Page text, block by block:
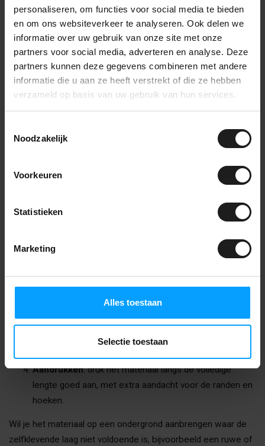
personaliseren, om functies voor social media te bieden
en om ons websiteverkeer te analyseren. Ook delen we
informatie over uw gebruik van onze site met onze
partners voor social media, adverteren en analyse. Deze
partners kunnen deze gegevens combineren met andere
informatie die u aan ze heeft verstrekt of die ze hebben
verzameld op basis van uw gebruik van hun services.
Noodzakelijk
Voorkeuren
Statistieken
Marketing
Alles toestaan
Selectie toestaan
platform of machine-opstelling):bonded foam heeft
een hogere dichtheid en is beter geschikt voor het
opvangen van grotere trillingskrachten.
EPDM celrubber is het sterkst als aanvulling: het sluit de
kieren die andere materialen laten, het dempt de kleine
trillingen die anders door bevestigingspunten lekken, en het
houdt het buiten.
Hoe monteer je EPDM celrubber?
: zorg dat het oppervlak
droog, schoon en vetvrij is. Dit is de belangrijkste stap,
een slecht voorbereide ondergrond is de meest
Op maat snijden
: EPDM celrubber is eenvoudig te
snijden met een scherp mes of een schaar. Meet
nauwkeurig op voordat je snijdt, want het materiaal
Beschermfolie verwijderen en aanbrengen
de beschermfolie van de zelfklevende laag en druk het
materiaal stevig aan op de ondergrond. Werk van één
Aandrukken: druk het materiaal langs de volledige
lengte goed aan, met extra aandacht voor de randen en
hoeken.
Wil je het materiaal op een ondergrond aanbrengen waar de
zelfklevende laag niet voldoende is, bijvoorbeeld een ruwe of